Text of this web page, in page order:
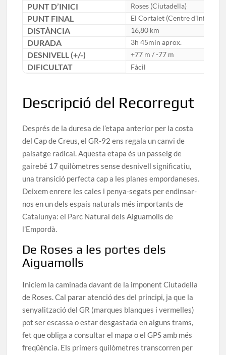
PUNT D’INICI Roses (Ciutadella)
PUNT FINAL El Cortalet (Centre
DISTÀNCIA 16,80 km
DURADA 3h 45min aprox.
DESNIVELL (+/-) +77 m / -77 m
DIFICULTAT Fàcil
Descripció del Recorregut
Després de la duresa de l’etapa anterior per la costa
del Cap de Creus, el GR-92 ens regala un canvi de
paisatge radical. Aquesta etapa és un passeig de
gairebé 17 quilòmetres sense desnivell significatiu,
una transició perfecta cap a les planes empordaneses.
Deixem enrere les cales i penya-segats per endinsar-
nos en un dels espais naturals més importants de
Catalunya: el Parc Natural dels Aiguamolls de
l’Empordà.
De Roses a les portes dels
Aiguamolls
Iniciem la caminada davant de la imponent Ciutadella
de Roses. Cal parar atenció des del principi, ja que la
senyalització del GR (marques blanques i vermelles)
pot ser escassa o estar desgastada en alguns trams,
fet que obliga a consultar el mapa o el GPS amb més
freqüència. Els primers quilòmetres transcorren per